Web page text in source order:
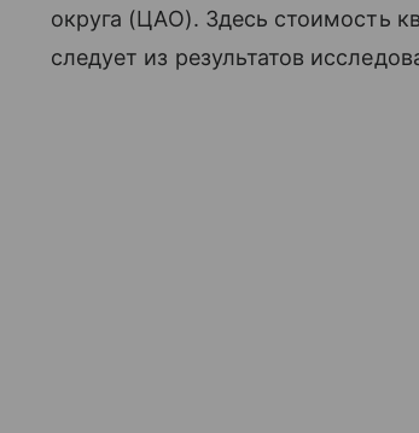
округа (ЦАО). Здесь стоимость
следует из результатов